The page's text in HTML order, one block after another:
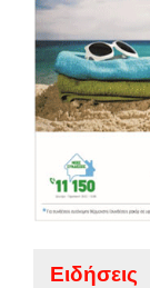
Ειδήσεις